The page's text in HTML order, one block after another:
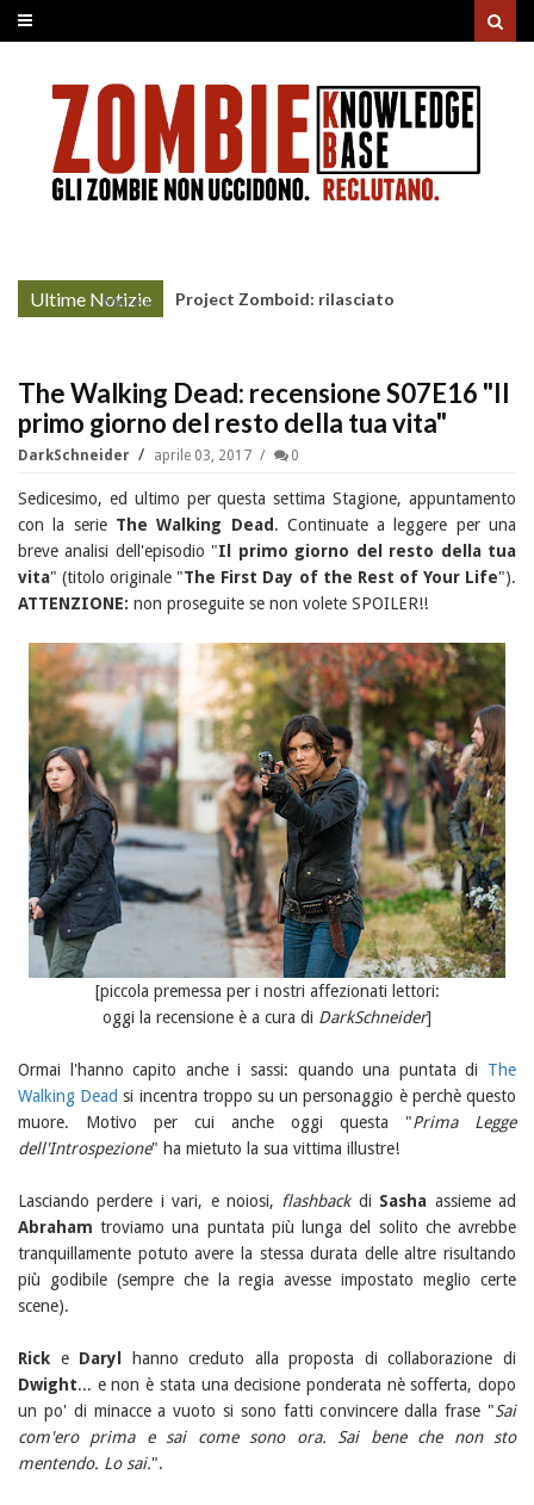
Ultime Notizie
More »
Project Zomboid: rilasciato
The Walking Dead: recensione S07E16 "Il
primo giorno del resto della tua vita"
DarkSchneider aprile 03, 2017 0
Sedicesimo, ed ultimo per questa settima Stagione, appuntamento
con la serie The Walking Dead. Continuate a leggere per una
breve analisi dell'episodio "Il primo giorno del resto della tua
vita" (titolo originale "The First Day of the Rest of Your Life").
ATTENZIONE: non proseguite se non volete SPOILER!!
[piccola premessa per i nostri affezionati lettori:
oggi la recensione è a cura di DarkSchneider]
Ormai l'hanno capito anche i sassi: quando una puntata di The
Walking Dead si incentra troppo su un personaggio è perchè questo
muore. Motivo per cui anche oggi questa "Prima Legge
dell'Introspezione" ha mietuto la sua vittima illustre!
Lasciando perdere i vari, e noiosi, flashbackdi Sasha assieme ad
Abraham troviamo una puntata più lunga del solito che avrebbe
tranquillamente potuto avere la stessa durata delle altre risultando
più godibile (sempre che la regia avesse impostato meglio certe
scene).
Rick e Daryl
hanno creduto alla proposta di collaborazione di
Dwight... e non è stata una decisione ponderata nè sofferta, dopo
un po' di minacce a vuoto si sono fatti convincere dalla frase "Sai
com'ero prima e sai come sono ora. Sai bene che non sto
mentendo. Lo sai.".